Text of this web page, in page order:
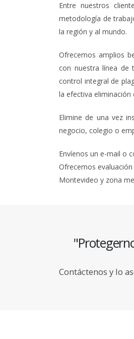
Entre nuestros
metodología de
la región y al mundo.
Ofrecemos amplios
con nuestra línea de
control integral de
la efectiva
Elimine de una vez
negocio, colegio o
Envíenos un e-mail o
Ofrecemos
Montevideo y zona
Contáctenos y lo